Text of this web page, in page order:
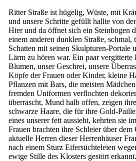
Ritter Straße ist hügelig, Wüste, mit
und unsere Schritte gefüllt hallte von
Hier und da öffnet sich ein Steinbogen
einem anderen dunklen Straße, schmal,
Schatten mit seinen Skulpturen-Portale
Lärm zu hören war. Ein paar vergitterte
Blumen, unser Geschrei, unsere
Köpfe der Frauen oder Kinder, kleine
Pflanzen mit Bars, die meisten
fremden Uniformen verflochten
überrascht, Mund halb offen, zeigen
schwarze Haare, die für ihre Gold-
eines unserer fett aussieht, kehrten sie
Frauen brachten ihre Schleier über dem
aktuelle Herren dieser Herrenhäuser
nach einem Sturz Eifersüchteleien
ewige Stille des Klosters gestört erkannt.